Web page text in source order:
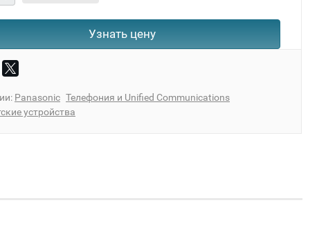
Узнать цену
Panasonic Телефония и Unified Communications
устройства